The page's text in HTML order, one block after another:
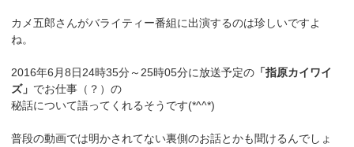
カメ五郎さんがバライティー番組に出演するのは珍しいですよ
ね。
2016年6月8日24時35分～25時05分に放送予定の 「指原カイワイ
ズ」 でお仕事（？）の
秘話について語ってくれるそうです(*^^*)
普段の動画では明かされてない裏側のお話とかも聞けるんでしょ